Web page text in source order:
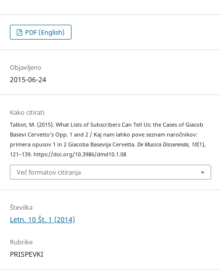
PDF (English)
Objavljeno
2015-06-24
Kako citirati
Talbot, M. (2015). What Lists of Subscribers Can Tell Us: the Cases of Giacob
Basevi Cervetto’s Opp. 1 and 2 / Kaj nam lahko pove seznam naročnikov:
primera opusov 1 in 2 Giacoba Basevija Cervetta. De Musica Disserenda, 10(1),
121–139. https://doi.org/10.3986/dmd10.1.08
Več formatov citiranja
Številka
Letn. 10 Št. 1 (2014)
Rubrike
PRISPEVKI